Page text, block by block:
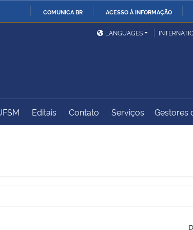
COMUNICA BR ACESSO À INFORMAÇÃO
da Defesa
Ministério das Relações
Exteriores
do
Controladoria-Geral da
LANGUAGES
Editais Contato Serviços Gestores